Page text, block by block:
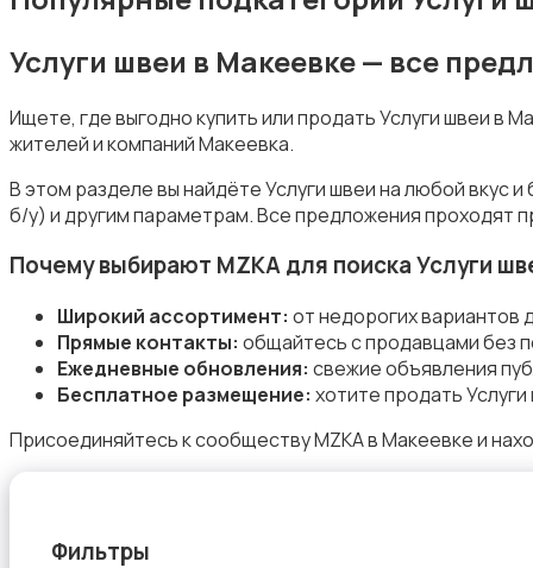
Уборка
Автоуслуги
Услуги швеи в Макеевке — все
Ищете, где выгодно купить или продать Услуги швеи в
жителей и компаний Макеевка.
В этом разделе вы найдёте Услуги швеи на любой
б/у) и другим параметрам. Все предложения проходят
Почему выбирают MZKA для поиска Услуги
Широкий ассортимент: от недорогих вариантов
Прямые контакты: общайтесь с продавцами без
Ежедневные обновления: свежие объявления
Бесплатное размещение: хотите продать
Присоединяйтесь к сообществу MZKA в Макеевке и
Фильтры